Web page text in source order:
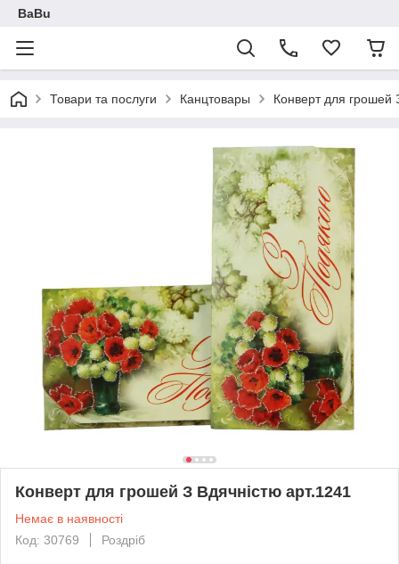
BaBu
Товари та послуги Канцтовары Конверт для грошей
Конверт для грошей З Вдячністю арт.1241
Немає в наявності
Код: 30769
Роздріб